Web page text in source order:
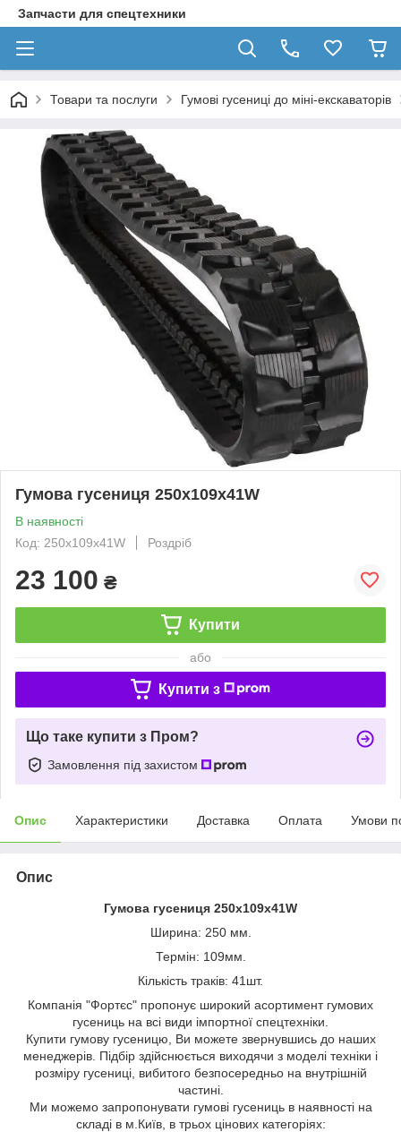
Запчасти для спецтехники
Товари та послуги Гумові гусениці до міні-екскаваторів
Гумова гусениця 250х109х41W
В наявності
Код: 250х109х41W
Роздріб
23 100 ₴
Купити
або
Купити з
Що таке купити з Пром?
Замовлення під захистом
Опис Характеристики Доставка Оплата Умови
Опис
Гумова гусениця 250х109х41W
Ширина: 250 мм.
Термін: 109мм.
Кількість траків: 41шт.
Компанія "Фортєс" пропонує широкий асортимент гумових
гусениць на всі види імпортної спецтехніки.
Купити гумову гусеницю, Ви можете звернувшись до наших
менеджерів. Підбір здійснюється виходячи з моделі техніки і
розміру гусениці, вибитого безпосередньо на внутрішній
частині.
Ми можемо запропонувати гумові гусениць в наявності на
складі в м.Київ, в трьох цінових категоріях: